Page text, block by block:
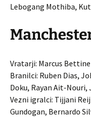
Lebogang Mothiba,
Vratarji: Marcus
Branilci: Ruben Dias,
Doku, Rayan Ait-Nouri,
Vezni igralci: Tijjani
Gundogan, Bernardo